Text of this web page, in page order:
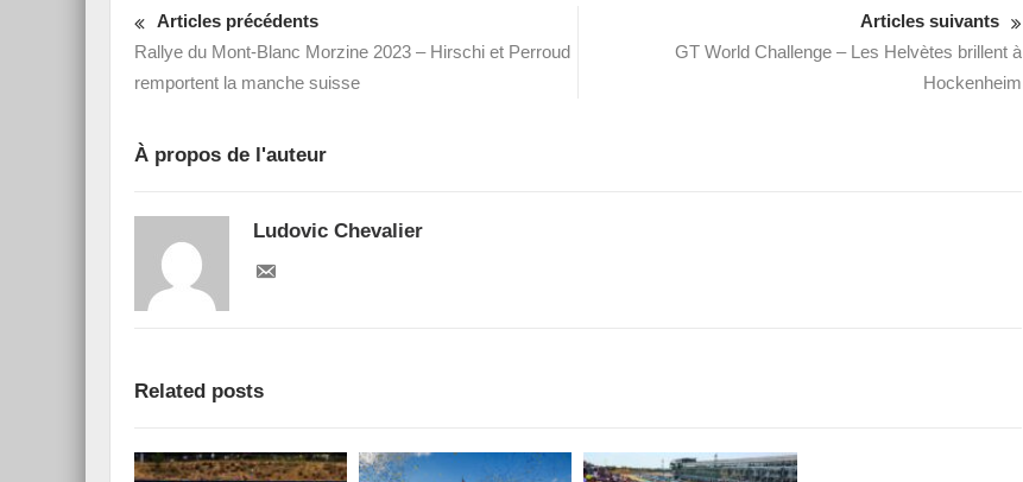
Articles précédents
Rallye du Mont-Blanc Morzine 2023 – Hirschi et Perroud
remportent la manche suisse
Articles suivants
GT World Challenge – Les Helvètes brillent à
Hockenheim
À propos de l'auteur
Ludovic Chevalier
Related posts